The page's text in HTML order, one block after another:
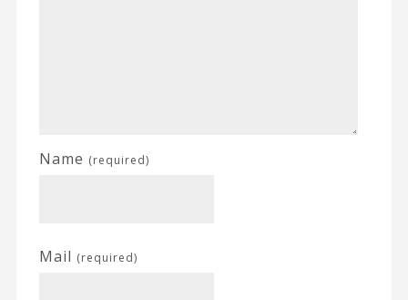
Name (required)
Mail (required)